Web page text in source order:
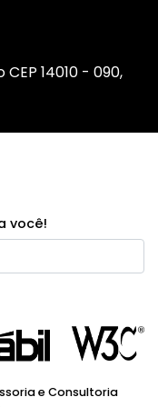
14010 - 090,
você!
e Consultoria